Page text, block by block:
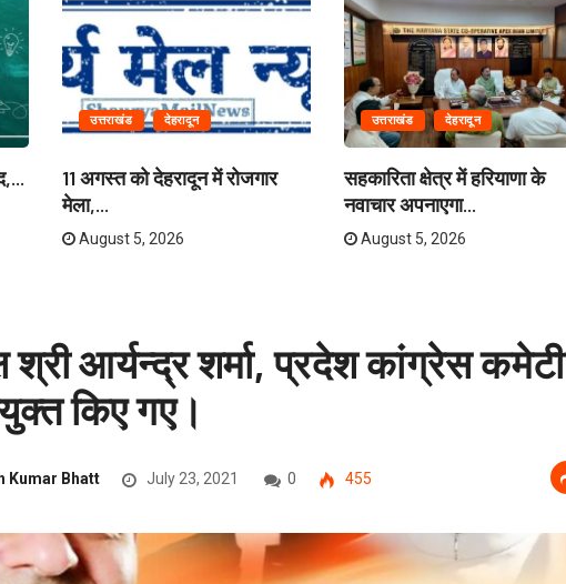
उत्तराखंड देहरादून
11 अगस्त को देहरादून में रोजगार
मेला,...
August 5, 2026
उत्तराखंड देहरादून
सहकारिता क्षेत्र में हरियाणा के
नवाचार अपनाएगा...
August 5, 2026
श्री आर्यन्द्र शर्मा, प्रदेश कांग्रेस कमेटी
किए गए।
Kumar Bhatt July 23, 2021 0 455